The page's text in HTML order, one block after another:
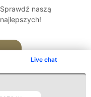
Live chat
naszą